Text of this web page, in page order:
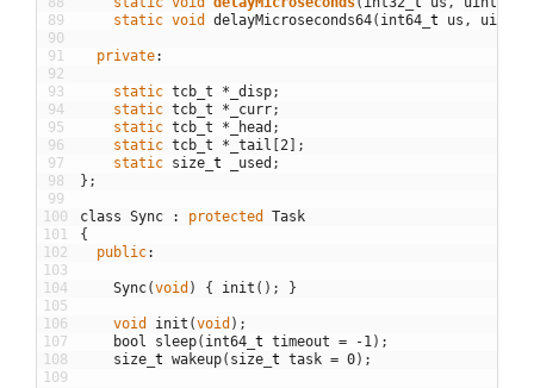
89
90
91
92
93
94
95
96
97
98
99
100
101
102
103
104
105
106
107
108
109
static void delayMicroseconds64( int64 t us , uint8
private:
static tcb_t * _disp;
static tcb_t * _curr;
static tcb_t * _head ;
static tcb_t * _tail [2 ] ;
static size t _used ;
} ;
class Sync : protected
Task
{
public:
Sync(void ) { init ( ) ; }
void init (void ) ;
bool
sleep( int64 t timeout = -1 ) ;
size t wakeup( size t task = 0) ;